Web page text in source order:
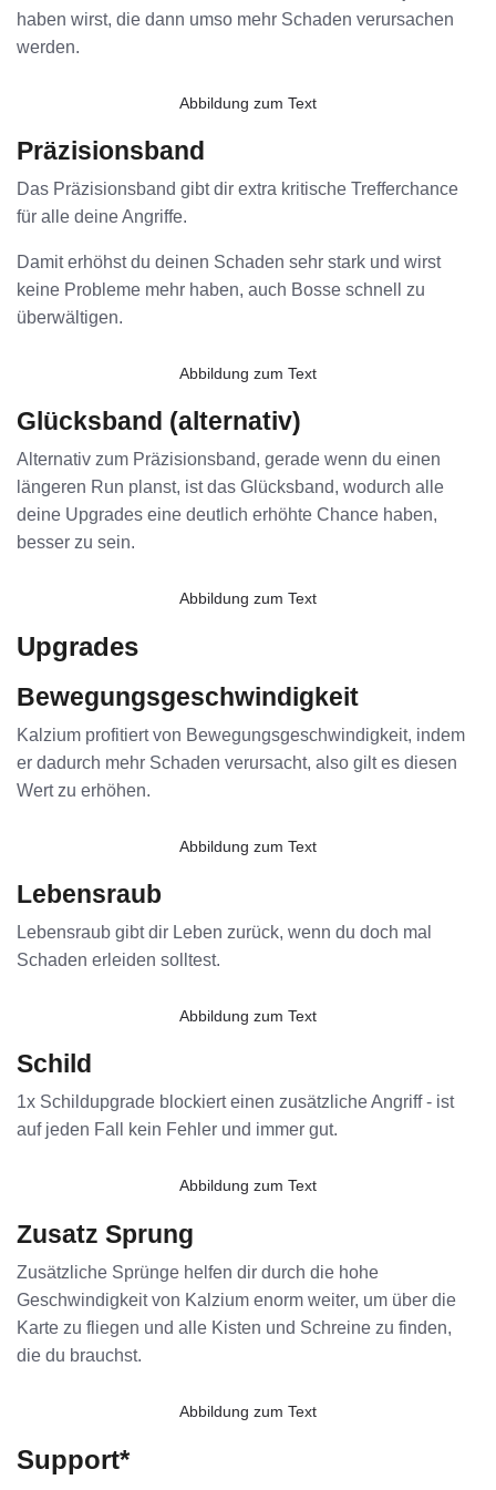
haben wirst, die dann umso mehr Schaden verursachen
werden.
Abbildung zum Text
Präzisionsband
Das Präzisionsband gibt dir extra kritische Trefferchance
für alle deine Angriffe.
Damit erhöhst du deinen Schaden sehr stark und wirst
keine Probleme mehr haben, auch Bosse schnell zu
überwältigen.
Abbildung zum Text
Glücksband (alternativ)
Alternativ zum Präzisionsband, gerade wenn du einen
längeren Run planst, ist das Glücksband, wodurch alle
deine Upgrades eine deutlich erhöhte Chance haben,
besser zu sein.
Abbildung zum Text
Upgrades
Bewegungsgeschwindigkeit
Kalzium profitiert von Bewegungsgeschwindigkeit, indem
er dadurch mehr Schaden verursacht, also gilt es diesen
Wert zu erhöhen.
Abbildung zum Text
Lebensraub
Lebensraub gibt dir Leben zurück, wenn du doch mal
Schaden erleiden solltest.
Abbildung zum Text
Schild
1x Schildupgrade blockiert einen zusätzliche Angriff - ist
auf jeden Fall kein Fehler und immer gut.
Abbildung zum Text
Zusatz Sprung
Zusätzliche Sprünge helfen dir durch die hohe
Geschwindigkeit von Kalzium enorm weiter, um über die
Karte zu fliegen und alle Kisten und Schreine zu finden,
die du brauchst.
Abbildung zum Text
Support*